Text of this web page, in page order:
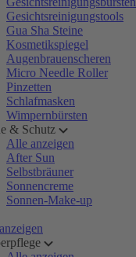
Gesichtsreinigungstools
Gua Sha Steine
Kosmetikspiegel
Augenbrauenscheren
Micro Needle Roller
Pinzetten
Schlafmasken
Wimpernbürsten
& Schutz
Alle anzeigen
After Sun
Selbstbräuner
Sonnencreme
Sonnen-Make-up